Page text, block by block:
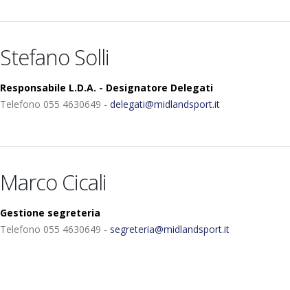
Stefano Solli
Responsabile L.D.A. - Designatore Delegati
Telefono 055 4630649 - delegati@midlandsport.it
Marco Cicali
Gestione segreteria
Telefono 055 4630649 - segreteria@midlandsport.it